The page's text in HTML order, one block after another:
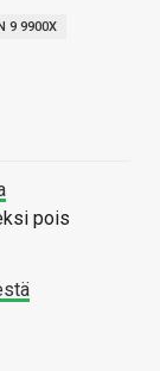
9 9900X
pois